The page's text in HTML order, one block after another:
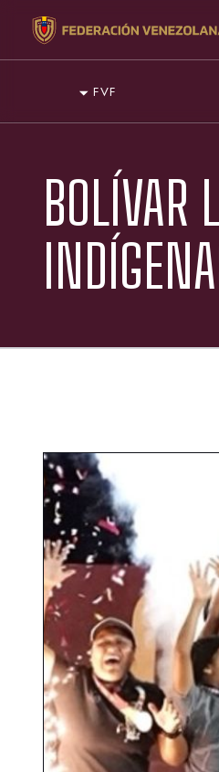
FVF
BOLÍVAR